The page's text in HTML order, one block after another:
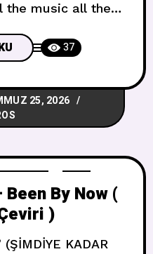
the music all the
Tek bir veda
exit chase the
yıldızları
in your eyes Evet
But lets be
37
25, 2026
By Now (
)
KADAR